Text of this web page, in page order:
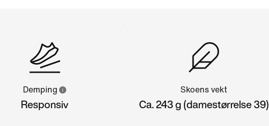
Demping
Responsiv
Skoens vekt
Ca. 243 g (damestørrelse 39)